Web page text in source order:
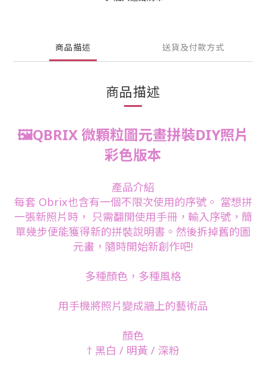
商品描述 送貨及付款方式
商品描述
🖼️QBRIX 微顆粒圖元畫拼裝DIY照片
彩色版本
產品介紹
每套 Obrix也含有一個不限次使用的序號。 當想拼
一張新照片時， 只需翻開使用手冊，輸入序號，簡
單幾步便能獲得新的拼裝說明書。然後拆掉舊的圖
元畫，隨時開始新創作吧!
多種顏色，多種風格
用手機將照片變成牆上的藝術品
顏色
† 黑白 / 明黃 / 深粉